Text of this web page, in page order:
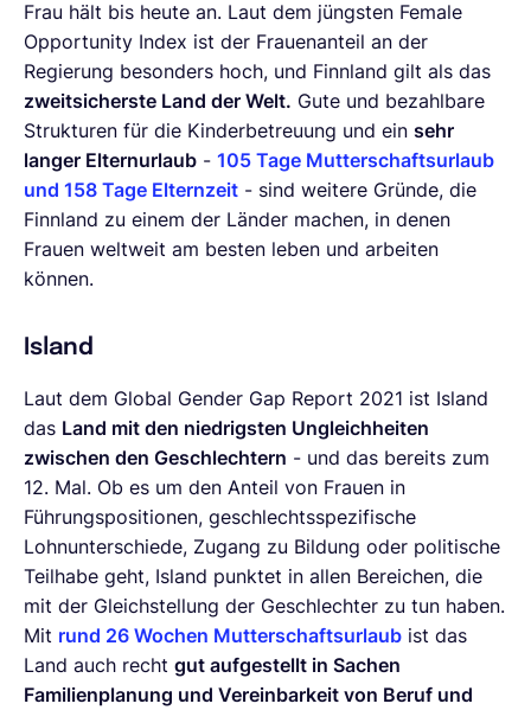
Frau hält bis heute an. Laut dem jüngsten Female
Opportunity Index ist der Frauenanteil an der
Regierung besonders hoch, und Finnland gilt als das
zweitsicherste Land der Welt. Gute und bezahlbare
Strukturen für die Kinderbetreuung und ein sehr
langer Elternurlaub - 105 Tage Mutterschaftsurlaub
und 158 Tage Elternzeit - sind weitere Gründe, die
Finnland zu einem der Länder machen, in denen
Frauen weltweit am besten leben und arbeiten
können.
Island
Laut dem Global Gender Gap Report 2021 ist Island
das Land mit den niedrigsten Ungleichheiten
zwischen den Geschlechtern - und das bereits zum
12. Mal. Ob es um den Anteil von Frauen in
Führungspositionen, geschlechtsspezifische
Lohnunterschiede, Zugang zu Bildung oder politische
Teilhabe geht, Island punktet in allen Bereichen, die
mit der Gleichstellung der Geschlechter zu tun haben.
Mit rund 26 Wochen Mutterschaftsurlaub ist das
Land auch recht gut aufgestellt in Sachen
Familienplanung und Vereinbarkeit von Beruf und